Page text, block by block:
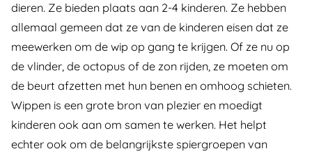
dieren. Ze bieden plaats aan 2-4 kinderen. Ze hebben
allemaal gemeen dat ze van de kinderen eisen dat ze
meewerken om de wip op gang te krijgen. Of ze nu op
de vlinder, de octopus of de zon rijden, ze moeten om
de beurt afzetten met hun benen en omhoog schieten.
Wippen is een grote bron van plezier en moedigt
kinderen ook aan om samen te werken. Het helpt
echter ook om de belangrijkste spiergroepen van